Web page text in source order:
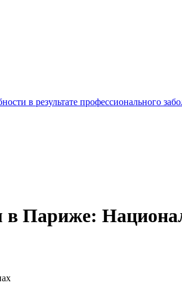
в результате профессионального
в Париже: